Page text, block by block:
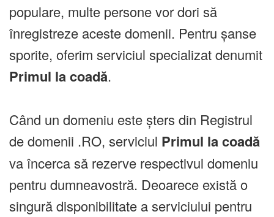
populare, multe persone vor dori să
înregistreze aceste domenii. Pentru șanse
sporite, oferim serviciul specializat denumit
Primul la coadă.
Când un domeniu este șters din Registrul
de domenii .RO, serviciul Primul la coadă
va încerca să rezerve respectivul domeniu
pentru dumneavostră. Deoarece există o
singură disponibilitate a serviciului pentru